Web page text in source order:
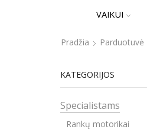
VAIKUI
Pradžia Parduotuvė
KATEGORIJOS
Specialistams
Rankų motorikai